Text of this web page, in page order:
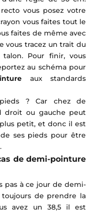
vous posez votre
vous faites tout le
faites de même avec
vous tracez un trait du
Pour finir, vous
au schéma pour
aux standards
? Car chez de
droit ou gauche peut
petit, et donc il est
ses pieds pour être
.
de demi-pointure
pas à ce jour de demi-
de prendre la
avez un 38,5 il est